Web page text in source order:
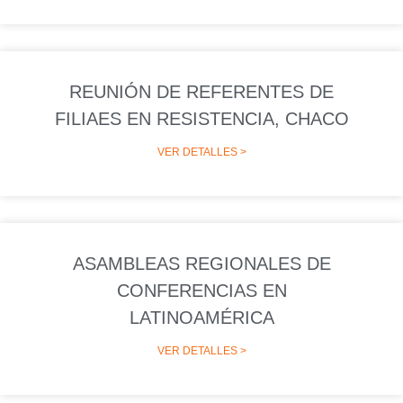
REUNIÓN DE REFERENTES DE
FILIAES EN RESISTENCIA, CHACO
VER DETALLES >
ASAMBLEAS REGIONALES DE
CONFERENCIAS EN
LATINOAMÉRICA
VER DETALLES >